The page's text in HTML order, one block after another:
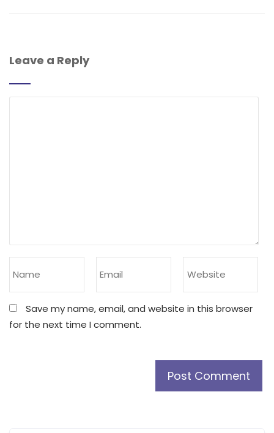
Leave a Reply
Save my name, email, and website in this browser
for the next time I comment.